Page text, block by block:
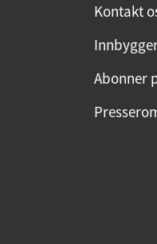
Kontakt
Abonner